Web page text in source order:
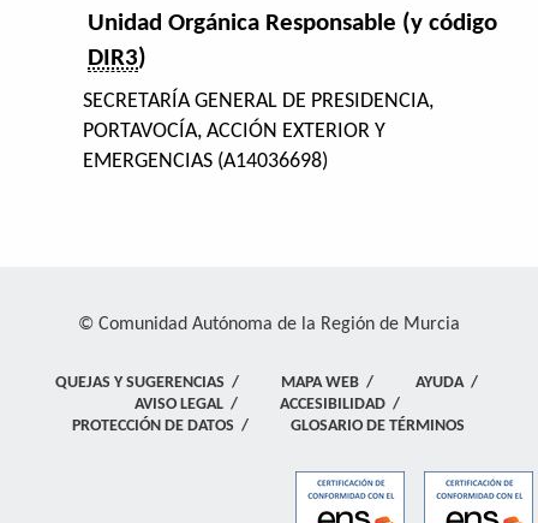
Unidad Orgánica Responsable (y código
DIR3)
SECRETARÍA GENERAL DE PRESIDENCIA,
PORTAVOCÍA, ACCIÓN EXTERIOR Y
EMERGENCIAS (A14036698)
© Comunidad Autónoma de la Región de Murcia
QUEJAS Y SUGERENCIAS / MAPA WEB / AYUDA/
AVISO LEGAL/ ACCESIBILIDAD/
PROTECCIÓN DE DATOS / GLOSARIO DE TÉRMINOS